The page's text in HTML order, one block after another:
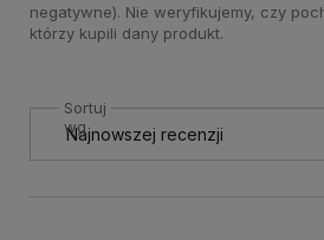
negatywne). Nie weryfikujemy, czy
którzy kupili dany produkt.
Sortuj
wg